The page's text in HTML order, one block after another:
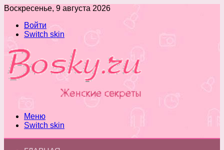
Воскресенье, 9 августа 2026
Войти
Switch skin
Меню
Switch skin